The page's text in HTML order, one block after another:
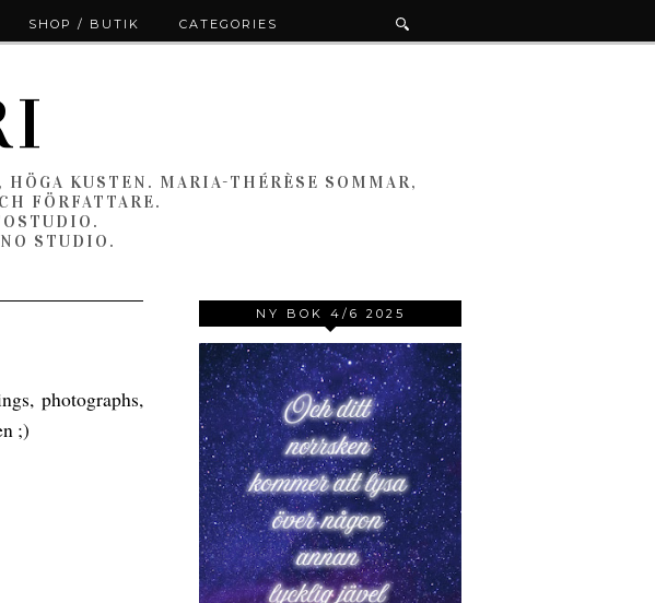
KUSTEN. MARIA-THÉRÈSE SOMMAR,
FÖRFATTARE.
STUDIO.
photographs,
;)
NY BOK 4/6 2025
SHOP / BUTIK CATEGORIES